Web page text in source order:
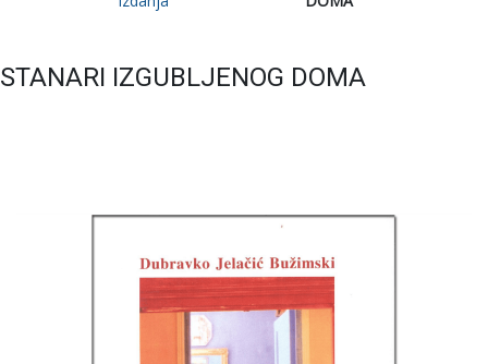
STANARI IZGUBLJENOG DOMA